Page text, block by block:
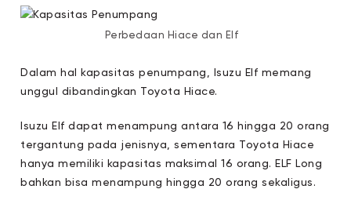
Perbedaan Hiace dan Elf
Dalam hal kapasitas penumpang, Isuzu Elf memang
unggul dibandingkan Toyota Hiace.
Isuzu Elf dapat menampung antara 16 hingga 20 orang
tergantung pada jenisnya, sementara Toyota Hiace
hanya memiliki kapasitas maksimal 16 orang. ELF Long
bahkan bisa menampung hingga 20 orang sekaligus.